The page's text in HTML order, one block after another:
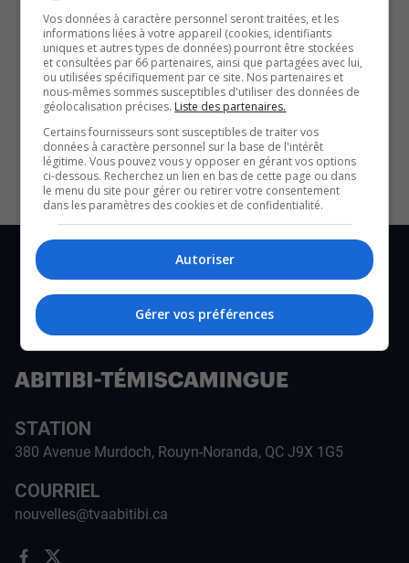
QUESTION DU JOUR
Commentaires
SOUTENIR NOS MÉDIAS, C’EST PROTÉGER NOTRE
CULTURE ET NOTRE ÉCONOMIE
STATION
380 Avenue Murdoch, Rouyn-Noranda, QC J9X 1G5
COURRIEL
nouvelles@tvaabitibi.ca
Vos données à caractère personnel seront traitées, et les
informations liées à votre appareil (cookies, identifiants
uniques et autres types de données) pourront être stockées
et consultées par 66 partenaires, ainsi que partagées avec lui,
ou utilisées spécifiquement par ce site. Nos partenaires et
nous-mêmes sommes susceptibles d'utiliser des données de
géolocalisation précises. Liste des partenaires.
Certains fournisseurs sont susceptibles de traiter vos
données à caractère personnel sur la base de l'intérêt
légitime. Vous pouvez vous y opposer en gérant vos options
ci-dessous. Recherchez un lien en bas de cette page ou dans
le menu du site pour gérer ou retirer votre consentement
dans les paramètres des cookies et de confidentialité.
Autoriser
Gérer vos préférences